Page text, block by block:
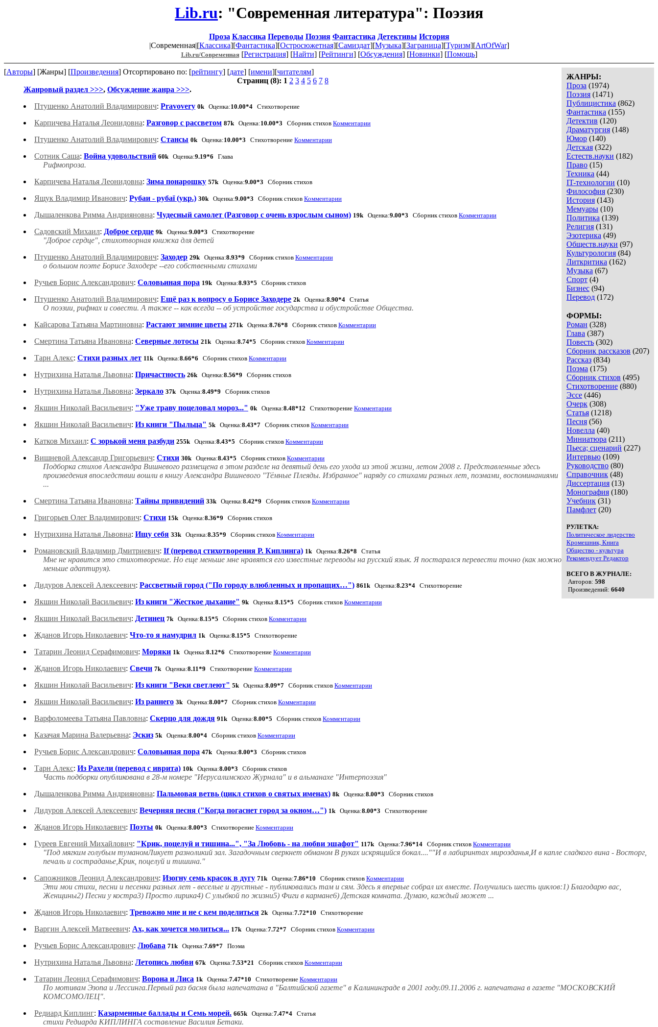
Lib.ru: "Современная литература": Поэзия
Проза Классика Переводы Поэзия Фантастика Детективы История
|Современная|[Классика][Фантастика][Остросюжетная][Самиздат][Музыка][Заграница][Туризм][ArtOfWar]
Lib.ru/Современная[Регистрация] [Найти] [Рейтинги] [Обсуждения] [Новинки] [Помощь]
[Авторы] [Жанры] [Произведения] Отсортировано по: [рейтингу] [дате] [имени][читателям]
ЖАНРЫ:
Проза (1974)
Поэзия (1471)
Публицистика (862)
Фантастика (155)
Детектив (120)
Драматургия (148)
Юмор (140)
Детская (322)
Естеств.науки (182)
Право (15)
Техника (44)
IT-технологии (10)
Философия (230)
История (143)
Мемуары (10)
Политика (139)
Религия (131)
Эзотерика (49)
Обществ.науки (97)
Культурология (84)
Литкритика (162)
Музыка (67)
Спорт (4)
Бизнес (94)
Перевод (172)
ФОРМЫ:
Роман (328)
Глава (387)
Повесть (302)
Сборник рассказов (207)
Рассказ (834)
Поэма (175)
Сборник стихов (495)
Стихотворение (880)
Эссе (446)
Очерк (308)
Статья (1218)
Песня (56)
Новелла (40)
Миниатюра (211)
Пьеса; сценарий (227)
Интервью (109)
Руководство (80)
Справочник (48)
Диссертация (13)
Монография (180)
Учебник (31)
Памфлет (20)
РУЛЕТКА:
Политическое лидерство
Кромешник, Книга
Общество - культура
Рекомендует Редактор
ВСЕГО В ЖУРНАЛЕ:
Авторов: 598
Произведений: 6640
Страниц (8): 1 2 3 4 5 6 7 8
Жанровый раздел >>>, Обсуждение жанра >>>.
Птушенко Анатолий Владимирович: Pravovery 0k Оценка:10.00*4 Стихотворение
Карпичева Наталья Леонидовна: Разговор с рассветом 87k Оценка:10.00*3 Сборник стихов Комментарии
Птушенко Анатолий Владимирович: Стансы 0k Оценка:10.00*3 Стихотворение Комментарии
Сотник Саша: Война удовольствий 60k Оценка:9.19*6 Глава
Рифмопроза.
Карпичева Наталья Леонидовна: Зима понарошку 57k Оценка:9.00*3 Сборник стихов
Ящук Владимир Иванович: Рубаи - рубаї (укр.) 30k Оценка:9.00*3 Сборник стихов Комментарии
Дышаленкова Римма Андрияновна: Чудесный самолет (Разговор с очень взрослым сыном) 19k Оценка:9.00*3 Сборник стихов Комментарии
Садовский Михаил: Доброе сердце 9k Оценка:9.00*3 Стихотворение
"Доброе сердце", стихотворная книжка для детей
Птушенко Анатолий Владимирович: Заходер 29k Оценка:8.93*9 Сборник стихов Комментарии
о большом поэте Борисе Заходере --его собственными стихами
Ручьев Борис Александрович: Соловьиная пора 19k Оценка:8.93*5 Сборник стихов
Птушенко Анатолий Владимирович: Ещё раз к вопросу о Борисе Заходере 2k Оценка:8.90*4 Статья
О поэзии, рифмах и совести. А также -- как всегда -- об устройстве государства и обустройстве Общества.
Кайсарова Татьяна Мартиновна: Растают зимние цветы 271k Оценка:8.76*8 Сборник стихов Комментарии
Смертина Татьяна Ивановна: Северные лотосы 21k Оценка:8.74*5 Сборник стихов Комментарии
Тарн Алекс: Стихи разных лет 11k Оценка:8.66*6 Сборник стихов Комментарии
Нутрихина Наталья Львовна: Причастность 26k Оценка:8.56*9 Сборник стихов
Нутрихина Наталья Львовна: Зеркало 37k Оценка:8.49*9 Сборник стихов
Якшин Николай Васильевич: "Уже траву поцеловал мороз..." 0k Оценка:8.48*12 Стихотворение Комментарии
Якшин Николай Васильевич: Из книги "Пыльца" 5k Оценка:8.43*7 Сборник стихов Комментарии
Катков Михаил: С зорькой меня разбуди 255k Оценка:8.43*5 Сборник стихов Комментарии
Вишневой Александр Григорьевич: Стихи 30k Оценка:8.43*5 Сборник стихов Комментарии
Подборка стихов Александра Вишневого размещена в этом разделе на девятый день его ухода из этой жизни, летом 2008 г. Представленные здесь
произведения впоследствии вошли в книгу Александра Вишневого "Тёмные Плеяды. Избранное" наряду со стихами разных лет, поэмами, воспоминаниями
...
Смертина Татьяна Ивановна: Тайны привидений 33k Оценка:8.42*9 Сборник стихов Комментарии
Григорьев Олег Владимирович: Стихи 15k Оценка:8.36*9 Сборник стихов
Нутрихина Наталья Львовна: Ищу себя 33k Оценка:8.35*9 Сборник стихов Комментарии
Романовский Владимир Дмитриевич: If (перевод стихотворения Р. Киплинга) 1k Оценка:8.26*8 Статья
Мне не нравится это стихотворение. Но еще меньше мне нравятся его известные переводы на русский язык. Я постарался перевести точно (как можно
меньше адаптируя).
Дидуров Алексей Алексеевич: Рассветный город ("По городу влюбленных и пропащих…") 861k Оценка:8.23*4 Стихотворение
Якшин Николай Васильевич: Из книги "Жесткое дыхание" 9k Оценка:8.15*5 Сборник стихов Комментарии
Якшин Николай Васильевич: Детинец 7k Оценка:8.15*5 Сборник стихов Комментарии
Жданов Игорь Николаевич: Что-то я намудрил 1k Оценка:8.15*5 Стихотворение
Татарин Леонид Серафимович: Моряки 1k Оценка:8.12*6 Стихотворение Комментарии
Жданов Игорь Николаевич: Свечи 7k Оценка:8.11*9 Стихотворение Комментарии
Якшин Николай Васильевич: Из книги "Веки светлеют" 5k Оценка:8.09*7 Сборник стихов Комментарии
Якшин Николай Васильевич: Из раннего 3k Оценка:8.00*7 Сборник стихов Комментарии
Варфоломеева Татьяна Павловна: Скерцо для дождя 91k Оценка:8.00*5 Сборник стихов Комментарии
Казачая Марина Валерьевна: Эскиз 5k Оценка:8.00*4 Сборник стихов Комментарии
Ручьев Борис Александрович: Соловьиная пора 47k Оценка:8.00*3 Сборник стихов
Тарн Алекс: Из Рахели (перевод с иврита) 10k Оценка:8.00*3 Сборник стихов
Часть подборки опубликована в 28-м номере "Иерусалимского Журнала" и в альманахе "Интерпоэзия"
Дышаленкова Римма Андрияновна: Пальмовая ветвь (цикл стихов о святых именах) 8k Оценка:8.00*3 Сборник стихов
Дидуров Алексей Алексеевич: Вечерняя песня ("Когда погаснет город за окном…") 1k Оценка:8.00*3 Стихотворение
Жданов Игорь Николаевич: Поэты 0k Оценка:8.00*3 Стихотворение Комментарии
Гуреев Евгений Михайлович: "Крик, поцелуй и тишина...", "За Любовь - на любви эшафот" 117k Оценка:7.96*14 Сборник стихов Комментарии
"Под мягким голубым туманомЛикует разноликий зал. Загадочным сверкнет обманом В руках искрящийся бокал....""И в лабиринтах мирозданья,И в капле сладкого вина - Восторг,
печаль и состраданье,Крик, поцелуй и тишина."
Сапожников Леонид Александрович: Изогну семь красок в дугу 71k Оценка:7.86*10 Сборник стихов Комментарии
Эти мои стихи, песни и песенки разных лет - веселые и грустные - публиковались там и сям. Здесь я впервые собрал их вместе. Получились шесть циклов:1) Благодарю вас,
Женщины2) Песни у костра3) Просто лирика4) С улыбкой по жизни5) Фиги в кармане6) Детская комната. Думаю, каждый может ...
Жданов Игорь Николаевич: Тревожно мне и не с кем поделиться 2k Оценка:7.72*10 Стихотворение
Варгин Алексей Матвеевич: Ах, как хочется молиться... 17k Оценка:7.72*7 Сборник стихов Комментарии
Ручьев Борис Александрович: Любава 71k Оценка:7.69*7 Поэма
Нутрихина Наталья Львовна: Летопись любви 67k Оценка:7.53*21 Сборник стихов Комментарии
Татарин Леонид Серафимович: Ворона и Лиса 1k Оценка:7.47*10 Стихотворение Комментарии
По мотивам Эзопа и Лессинга.Первый раз басня была напечатана в "Балтийской газете" в Калининграде в 2001 году.09.11.2006 г. напечатана в газете "МОСКОВСКИЙ
КОМСОМОЛЕЦ".
Редиард Киплинг: Казарменные баллады и Семь морей. 665k Оценка:7.47*4 Статья
стихи Редиарда КИПЛИНГА составление Василия Бетаки.